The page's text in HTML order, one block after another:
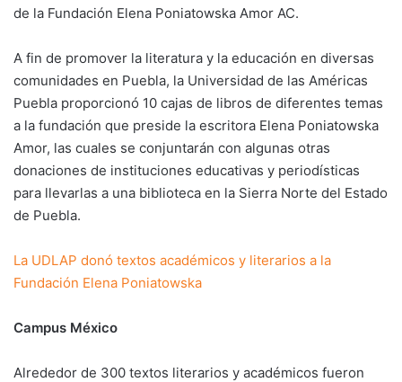
de la Fundación Elena Poniatowska Amor AC.
A fin de promover la literatura y la educación en diversas
comunidades en Puebla, la Universidad de las Américas
Puebla proporcionó 10 cajas de libros de diferentes temas
a la fundación que preside la escritora Elena Poniatowska
Amor, las cuales se conjuntarán con algunas otras
donaciones de instituciones educativas y periodísticas
para llevarlas a una biblioteca en la Sierra Norte del Estado
de Puebla.
La UDLAP donó textos académicos y literarios a la
Fundación Elena Poniatowska
Campus México
Alrededor de 300 textos literarios y académicos fueron